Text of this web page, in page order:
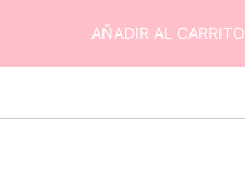
AÑADIR AL CARRITO